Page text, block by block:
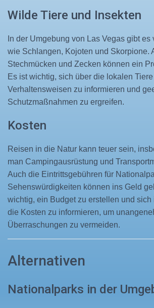
Wilde Tiere und Insekten
In der Umgebung von Las Vegas gibt
wie Schlangen, Kojoten und Skorpione.
Stechmücken und Zecken können ein
Es ist wichtig, sich über die lokalen
Verhaltensweisen zu informieren und
Schutzmaßnahmen zu ergreifen.
Kosten
Reisen in die Natur kann teuer sein,
man Campingausrüstung und
Auch die Eintrittsgebühren für
Sehenswürdigkeiten können ins Geld
wichtig, ein Budget zu erstellen und sich
die Kosten zu informieren, um
Überraschungen zu vermeiden.
Alternativen
Nationalparks in der